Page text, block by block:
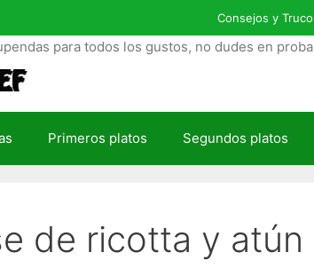
Consejos y
para todos los gustos, no dudes en
Primeros platos Segundos platos
de ricotta y atún